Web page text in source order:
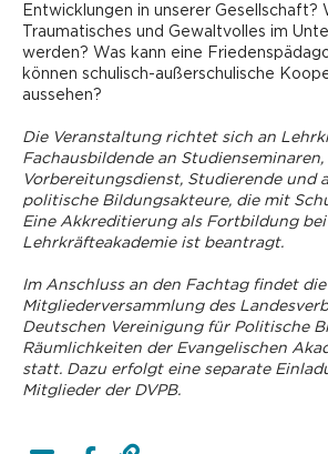
Entwicklungen in unserer Gesellschaft?
Traumatisches und Gewaltvolles im
werden? Was kann eine
können schulisch-außerschulische
aussehen?
Die Veranstaltung richtet sich an
Fachausbildende an
Vorbereitungsdienst, ­Studierende und
politische Bildungsakteure, die mit
Eine Akkreditierung als Fortbildung bei
Lehrkräfteakademie ist beantragt.
Im Anschluss an den Fachtag findet die
Mitgliederversammlung des
Deutschen Vereinigung für Politische
Räumlichkeiten der Evangelischen
statt. Dazu erfolgt eine separate
Mitglieder der DVPB.